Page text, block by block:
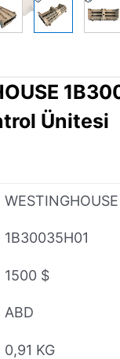
Ünitesi
WESTINGHOUSE
1B30035H01
1500 $
ABD
0,91 KG